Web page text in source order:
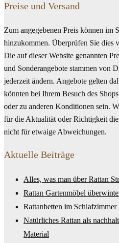
Preise und Versand
Zum angegebenen Preis können im
hinzukommen. Überprüfen Sie dies
Die auf dieser Website genannten
und Sonderangebote stammen von
jederzeit ändern. Angebote gelten
könnten bei Ihrem Besuch des
oder zu anderen Konditionen sein.
für die Aktualität oder Richtigkeit
nicht für etwaige Abweichungen.
Aktuelle Beiträge
Alles, was man über Rattan
Rattan Gartenmöbel
Rattanbetten im Schlafzimmer
Natürliches Rattan als
Material